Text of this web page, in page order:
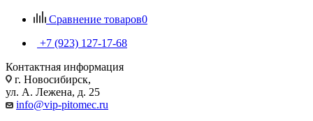
Сравнение товаров0
+7 (923) 127-17-68
Контактная информация
г. Новосибирск,
ул. А. Лежена, д. 25
info@vip-pitomec.ru